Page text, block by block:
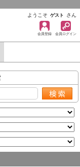
ようこそ ゲスト さん
会員登録 会員ログイン